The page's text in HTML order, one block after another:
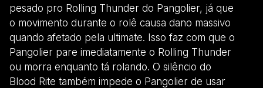
pesado pro Rolling Thunder do Pangolier, já que
o movimento durante o rolê causa dano massivo
quando afetado pela ultimate. Isso faz com que o
Pangolier pare imediatamente o Rolling Thunder
ou morra enquanto tá rolando. O silêncio do
Blood Rite também impede o Pangolier de usar